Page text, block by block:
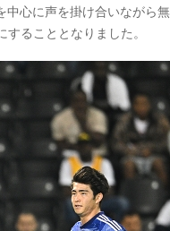
心に声を掛け合いながら
ることとなりました。